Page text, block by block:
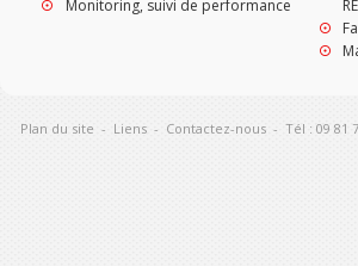
Monitoring, suivi de performance
Plan du site - Liens - Contactez-nous - Tél : 09 81